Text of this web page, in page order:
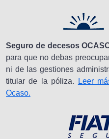
Seguro de decesos
para que no debas
ni de las gestiones
titular de la póliza.
Leer
Ocaso.